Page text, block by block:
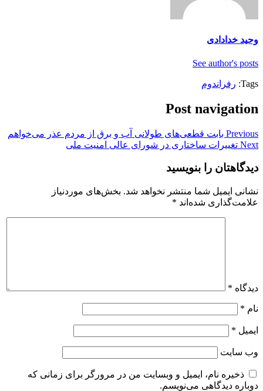
وحید خدادادی
See author's posts
Tags: رفراندوم
Post navigation
Previous بابت قطعی‌های طولانی آب و برق از مردم عذر می‌خواهم
Next تغییرات ساختاری در شورای عالی امنیت ملی
دیدگاهتان را بنویسید
نشانی ایمیل شما منتشر نخواهد شد. بخش‌های موردنیاز
علامت‌گذاری شده‌اند *
دیدگاه *
نام *
ایمیل *
وب‌ سایت
ذخیره نام، ایمیل و وبسایت من در مرورگر برای زمانی که
دوباره دیدگاهی می‌نویسم.